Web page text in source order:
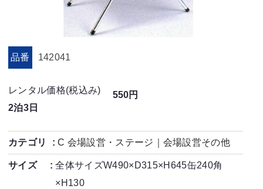
品番 142041
レンタル価格(税込み)
2泊3日
550円
カテゴリ C 会場設営・ステージ 会場設営その他
サイズ
全体サイズW490×D315×H645缶240角
×H130